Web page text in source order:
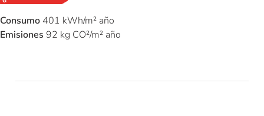
Consumo 401 kWh/m² año
Emisiones 92 kg CO²/m² año